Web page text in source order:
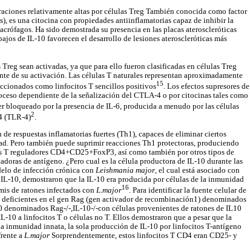
relativamente altas por células Treg También conocida como factor
es una citocina con propiedades antiinflamatorias capaz de inhibir la
Ha sido demostrada su presencia en las placas ateroscleróticas
de IL-10 favorecen el desarrollo de lesiones ateroscleróticas más
sean activadas, ya que para ello fueron clasificadas en células Treg
de su activación. Las células T naturales representan aproximadamente
como linfocitos T sencillos positivos15. Los efectos supresores de
dependiente de la señalización del CTLA-4 o por citocinas tales como
bloqueado por la presencia de IL-6, producida a menudo por las células
(TLR-4)2.
respuestas inflamatorias fuertes (Th1), capaces de eliminar ciertos
Pero también puede suprimir reacciones Th1 protectoras, produciendo
reguladores CD4+CD25+FoxP3, así como también por otros tipos de
de antígeno. ¿Pero cual es la célula productora de IL-10 durante las
de infección crónica con Leishmania major, el cual está asociado con
10, demostraron que la IL-10 era producida por células de la inmunidad
de ratones infectados con L.major16. Para identificar la fuente celular de
en el gen Rag (gen activador de recombinación1) denominados
Rag-/-,IL-10-/-con células provenientes de ratones de IL10
10 a linfocitos T o células no T. Ellos demostraron que a pesar que la
inmunidad innata, la sola producción de IL-10 por linfocitos T-antígeno
a L.major Sorprendentemente, estos linfocitos T CD4 eran CD25- y